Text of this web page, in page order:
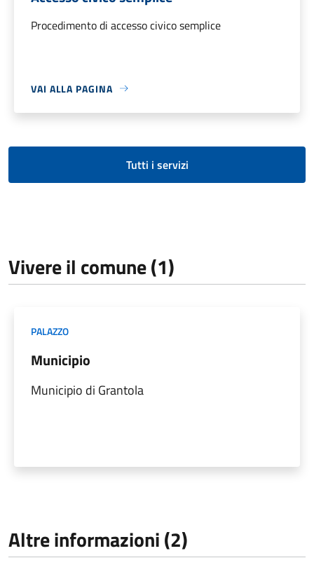
Procedimento di accesso civico semplice
VAI ALLA PAGINA
Tutti i servizi
Vivere il comune (1)
PALAZZO
Municipio
Municipio di Grantola
Altre informazioni (2)